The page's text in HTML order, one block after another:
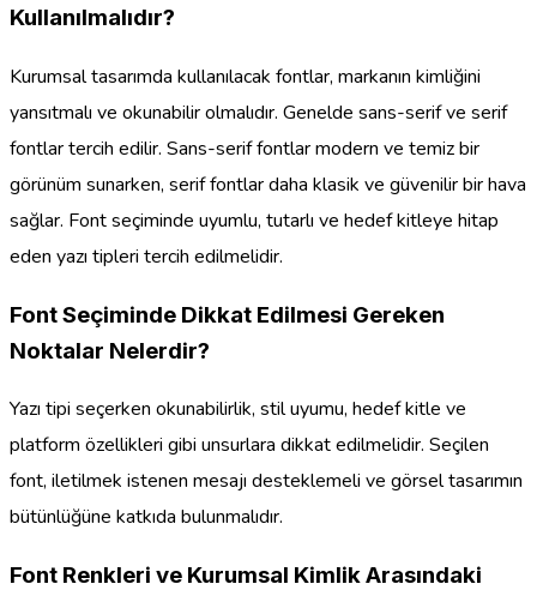
Kullanılmalıdır?
Kurumsal tasarımda kullanılacak fontlar, markanın kimliğini
yansıtmalı ve okunabilir olmalıdır. Genelde sans-serif ve serif
fontlar tercih edilir. Sans-serif fontlar modern ve temiz bir
görünüm sunarken, serif fontlar daha klasik ve güvenilir bir hava
sağlar. Font seçiminde uyumlu, tutarlı ve hedef kitleye hitap
eden yazı tipleri tercih edilmelidir.
Font Seçiminde Dikkat Edilmesi Gereken
Noktalar Nelerdir?
Yazı tipi seçerken okunabilirlik, stil uyumu, hedef kitle ve
platform özellikleri gibi unsurlara dikkat edilmelidir. Seçilen
font, iletilmek istenen mesajı desteklemeli ve görsel tasarımın
bütünlüğüne katkıda bulunmalıdır.
Font Renkleri ve Kurumsal Kimlik Arasındaki